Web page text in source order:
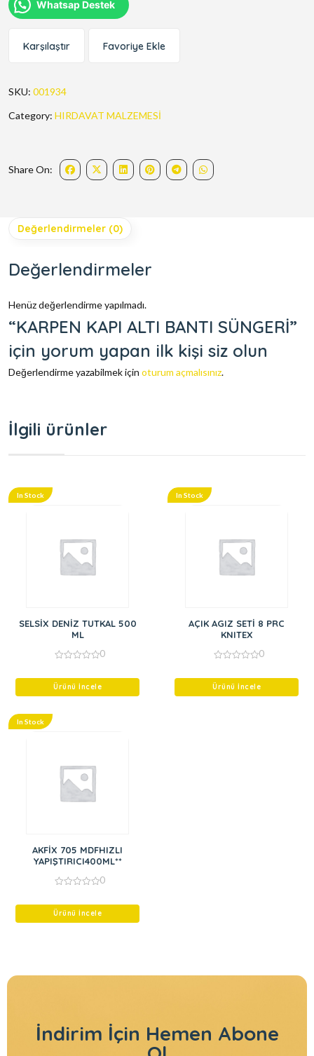
Whatsap Destek
Karşılaştır Favoriye Ekle
SKU: 001934
Category: HIRDAVAT MALZEMESİ
Share On:
Değerlendirmeler (0)
Değerlendirmeler
Henüz değerlendirme yapılmadı.
“KARPEN KAPI ALTI BANTI SÜNGERİ”
için yorum yapan ilk kişi siz olun
Değerlendirme yazabilmek için oturum açmalısınız.
İlgili ürünler
In Stock
SELSİX DENİZ TUTKAL 500
ML
of
0
Ürünü İncele
In Stock
AÇIK AGIZ SETİ 8 PRC
KNITEX
of
0
Ürünü İncele
In Stock
AKFİX 705 MDFHIZLI
YAPIŞTIRICI400ML**
of
0
Ürünü İncele
İndirim İçin Hemen Abone